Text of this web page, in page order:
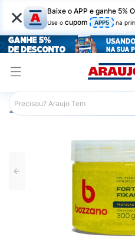
× Baixe o APP e ganhe 5%
Use o cupom APP5 na
Araujo Cabelo